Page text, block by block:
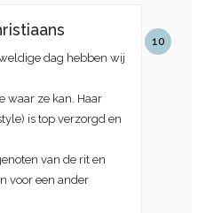
10
dag hebben wij
waar ze kan. Haar
is top verzorgd en
van de rit en
voor een ander